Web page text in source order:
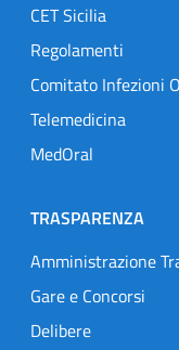
CET Sicilia
Regolamenti
Comitato Infezioni
Telemedicina
MedOral
TRASPARENZA
Amministrazione
Gare e Concorsi
Delibere